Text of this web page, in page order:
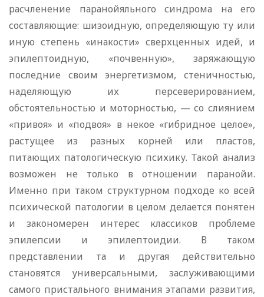
расчленение паранойяльного синдрома на его
составляющие: шизоидную, определяющую ту или
иную степень «инакости» сверхценных идей, и
эпилептоидную, «почвенную», заряжающую
последние своим энергетизмом, стеничностью,
наделяющую их персеверированием,
обстоятельностью и моторностью, — со слиянием
«привоя» и «подвоя» в некое «гибридное целое»,
растущее из разных корней или пластов,
питающих патологическую психику. Такой анализ
возможен не только в отношении паранойи.
Именно при таком структурном подходе ко всей
психической патологии в целом делается понятен
и закономерен интерес классиков проблеме
эпилепсии и эпилептоидии. В таком
представлении та и другая действительно
становятся универсальными, заслуживающими
самого пристального внимания этапами развития,